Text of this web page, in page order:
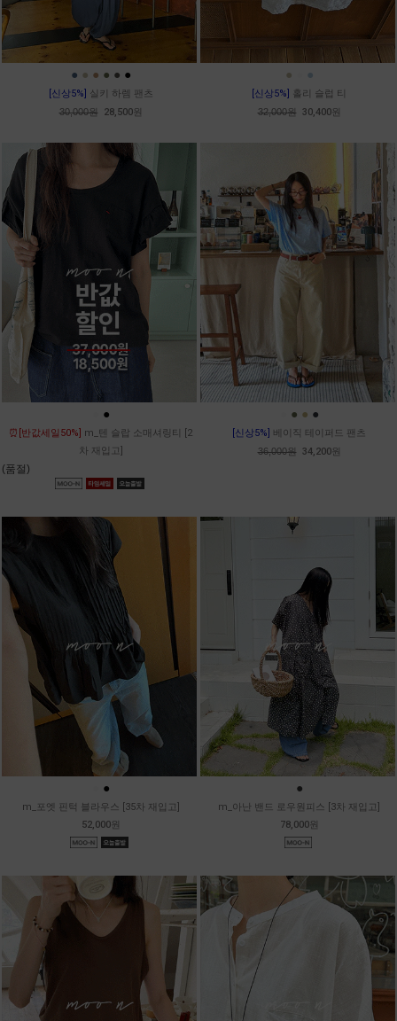
● ● ● ● ● ●
[신상5%] 실키 하렘 팬츠
30,000원 28,500원
● ●
[신상5%] 홀리 슬럽 티
32,000원 30,400원
●
⏰[반값세일50%] m_텐 슬랍 소매셔링티 [2
차 재입고]
(품절)
● ● ●
[신상5%] 베이직 테이퍼드 팬츠
36,000원 34,200원
●
m_포엣 핀턱 블라우스 [35차 재입고]
52,000원
●
m_아난 밴드 로우원피스 [3차 재입고]
78,000원